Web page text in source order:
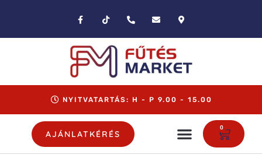
NYITVATARTÁS: H - P 9.00 - 15.00
AJÁNLATKÉRÉS
0